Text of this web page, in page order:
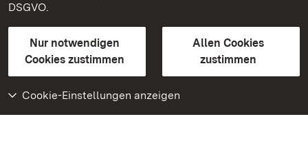
DSGVO.
Nur notwendigen
Cookies zustimmen
Allen Cookies
zustimmen
Cookie-Einstellungen anzeigen
Kontakt
GebärdenspracheLeichte Sprache
Erklärung zur Barrierefreiheit
BITV-konform (geprüfte Seiten)
Weiteres